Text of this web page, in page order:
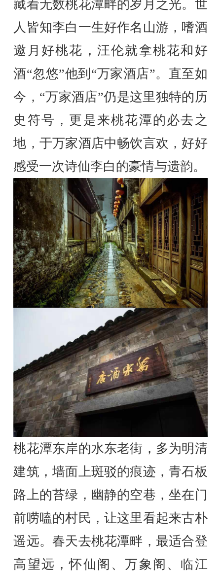
藏着无数桃花潭畔的岁月之光。世
人皆知李白一生好作名山游，嗜酒
邀月好桃花，汪伦就拿桃花和好
酒“忽悠”他到“万家酒店”。直至如
今，“万家酒店”仍是这里独特的历
史符号，更是来桃花潭的必去之
地，于万家酒店中畅饮言欢，好好
感受一次诗仙李白的豪情与遗韵。
桃花潭东岸的水东老街，多为明清
建筑，墙面上斑驳的痕迹，青石板
路上的苔绿，幽静的空巷，坐在门
前唠嗑的村民，让这里看起来古朴
遥远。春天去桃花潭畔，最适合登
高望远，怀仙阁、万象阁、临江